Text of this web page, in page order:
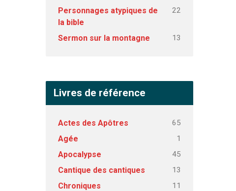
Personnages atypiques de
la bible
22
Sermon sur la montagne 13
Livres de référence
Actes des Apôtres 65
Agée 1
Apocalypse 45
Cantique des cantiques 13
Chroniques 11